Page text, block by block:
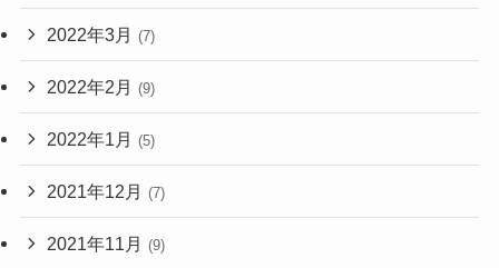
2022年3月 (7)
2022年2月 (9)
2022年1月 (5)
2021年12月 (7)
2021年11月 (9)